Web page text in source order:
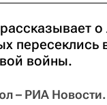
о
пересеклись
войны.
– РИА Новости.